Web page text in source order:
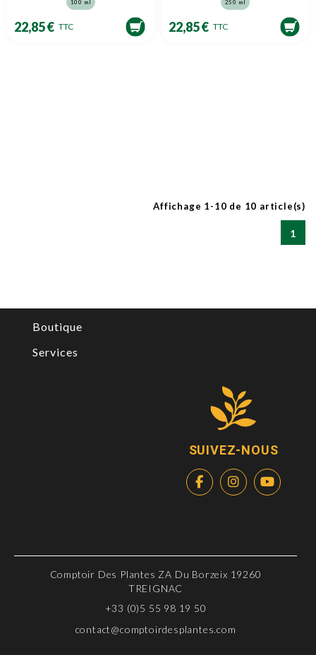
100 ml
22,85 € TTC
250 ml
22,85 € TTC
Affichage 1-10 de 10 article(s)
1
Boutique
Services
SUIVEZ-NOUS
Comptoir Des Plantes ZA Du Borzeix 19260
TREIGNAC
+33 (0)5 55 98 19 50
contact@comptoirdesplantes.com